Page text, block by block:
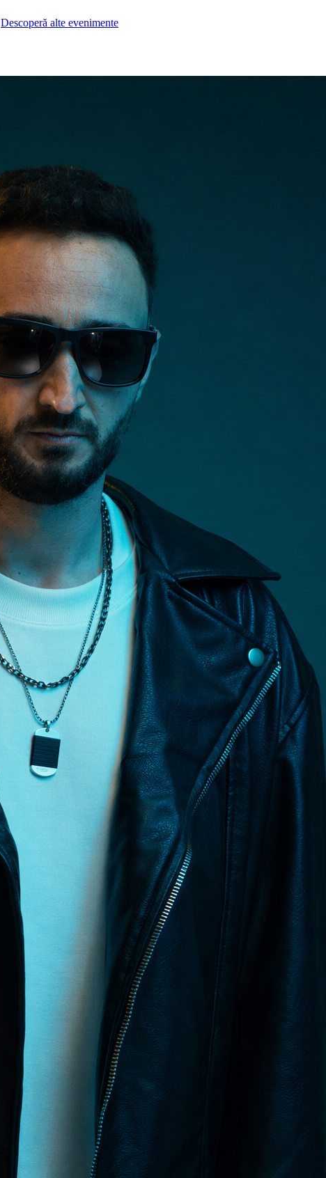
Descoperă alte evenimente